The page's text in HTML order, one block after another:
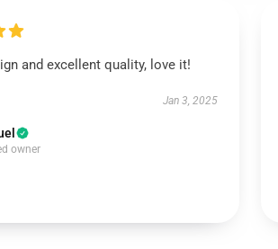
and excellent quality, love it!
Jan 3, 2025
owner